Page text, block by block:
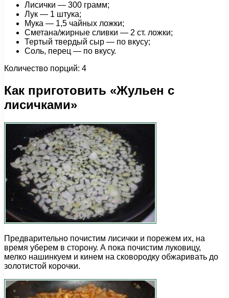
Лисички — 300 грамм;
Лук — 1 штука;
Мука — 1,5 чайных ложки;
Сметана/жирные сливки — 2 ст. ложки;
Тертый твердый сыр — по вкусу;
Соль, перец — по вкусу.
Количество порций: 4
Как приготовить «Жульен с
лисичками»
Предварительно почистим лисички и порежем их, на
время уберем в сторону. А пока почистим луковицу,
мелко нашинкуем и кинем на сковородку обжаривать до
золотистой корочки.